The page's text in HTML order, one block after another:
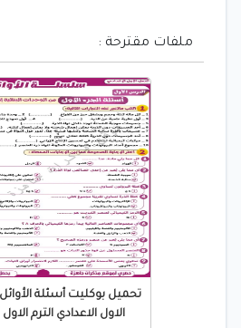
ملفات مقترحة :
تحميل بوكليت أسئلة
الاول الاعدادي الترم الاول 2027 PDF